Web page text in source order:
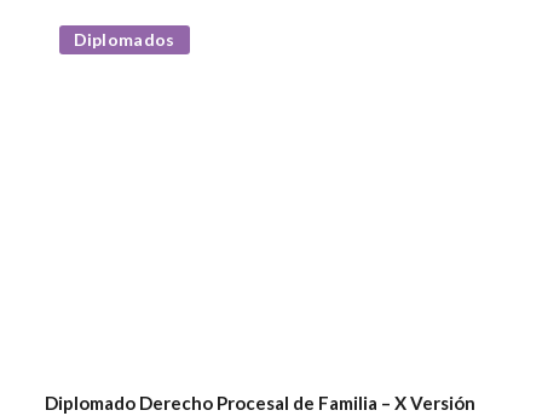
Diplomados
Diplomado Derecho Procesal de Familia – X Versión